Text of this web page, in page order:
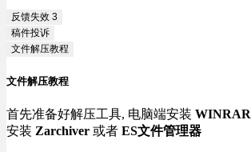
反馈失效 3
稿件投诉
文件解压教程
文件解压教程
首先准备好解压工具, 电脑端安装 WINRAR
安装 Zarchiver 或者 ES文件管理器